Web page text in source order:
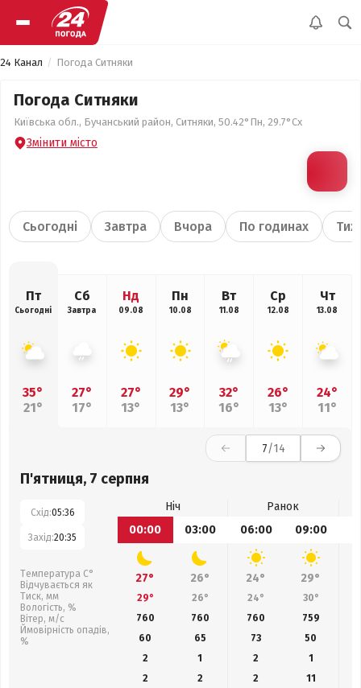
24 Канал Погода Ситняки
Погода Ситняки
Київська обл., Бучанський район, Ситняки, 50.42°Пн, 29.7°Сх
Змінити місто
Сьогодні Завтра Вчора По годинах
Пт
Сьогодні
35°
21°
Сб
Завтра
27°
17°
Нд
09.08
27°
13°
Пн
10.08
29°
13°
Вт
11.08
32°
16°
Ср
12.08
26°
13°
Чт
13.08
24°
11°
7/14
П'ятниця, 7 серпня
Схід:05:36
Захід:20:35
Температура С°
Відчувається як
Тиск, мм
Вологість, %
Вітер, м/с
Ймовірність опадів,
%
Ніч
Ранок
00:00
03:00 06:00 09:00
27° 26° 24° 29°
29° 26° 24° 30°
760
760 760 759
60
65 73 50
2
1 2
1
2
2 2 11